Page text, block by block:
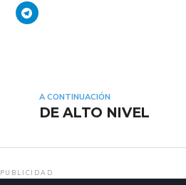
A CONTINUACIÓN
DE ALTO NIVEL
PUBLICIDAD